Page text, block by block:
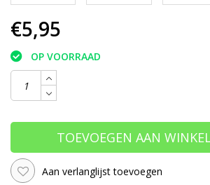
€5,95
OP VOORRAAD
TOEVOEGEN AAN
Aan verlanglijst toevoegen